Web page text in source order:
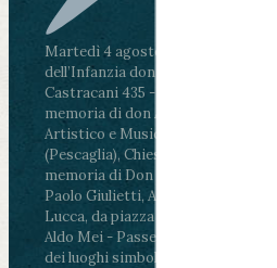
Martedì 4 agosto2026
ore 11:30 -
dell’Infanzia don Aldo Mei - Viale
Castracani 435 - Inaugurazione
memoria di don Aldo Mei curato
Artistico e Musicale “Passaglia”
(Pescaglia), Chiesa parrocchiale -
memoria di Don Aldo Mei celebrata
Paolo Giulietti, Arcivescovo di
Lucca, da piazza San Michele al
Aldo Mei - Passeggiata della
dei luoghi simbolo della città.